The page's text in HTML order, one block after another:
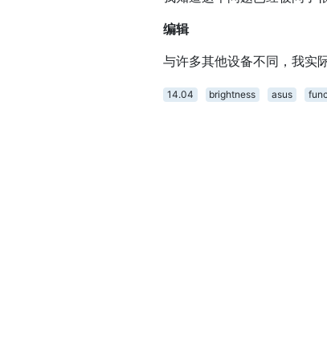
编辑
与许多其他设备不同，我实
14.04 brightness asus